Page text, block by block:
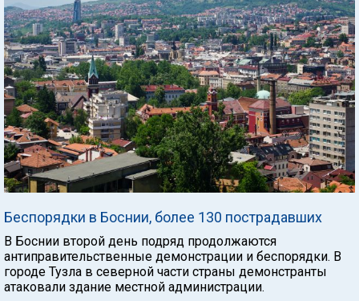
Беспорядки в Боснии, более 130 пострадавших
В Боснии второй день подряд продолжаются
антиправительственные демонстрации и беспорядки. В
городе Тузла в северной части страны демонстранты
атаковали здание местной администрации.